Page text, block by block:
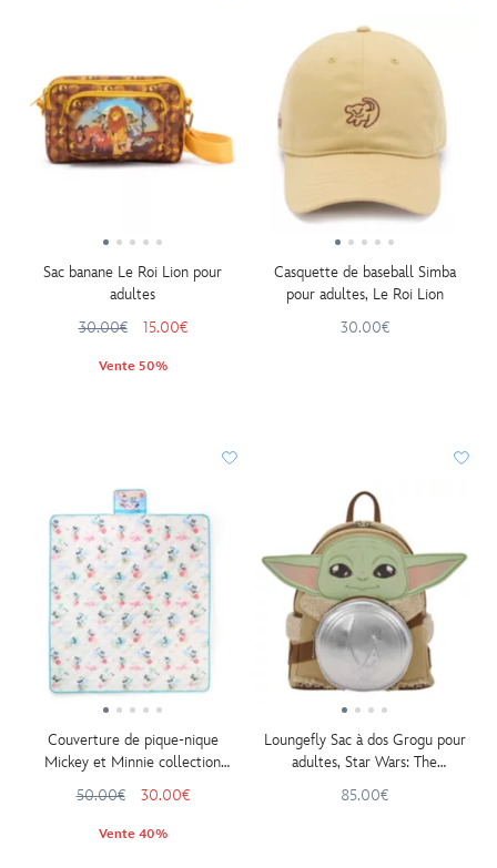
Sac banane Le Roi Lion pour
adultes
30.00€
15.00€
Vente 50%
Casquette de baseball Simba
pour adultes, Le Roi Lion
30.00€
Couverture de pique-nique
Mickey et Minnie collection
50.00€ 30.00€
Vente 40%
Loungefly Sac à dos Grogu pour
adultes, Star Wars: The
85.00€